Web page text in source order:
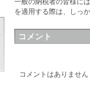
一般の納税者の皆様に
を適用する際は、しっ
コメント
コメントはありません